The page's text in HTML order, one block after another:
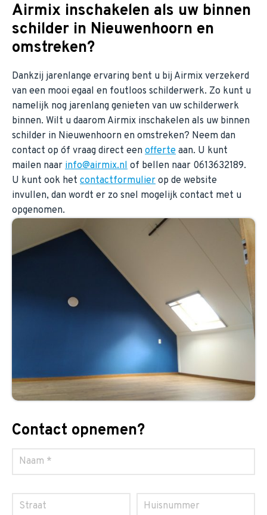
Airmix inschakelen als uw binnen
schilder in Nieuwenhoorn en
omstreken?
Dankzij jarenlange ervaring bent u bij Airmix verzekerd
van een mooi egaal en foutloos schilderwerk. Zo kunt u
namelijk nog jarenlang genieten van uw schilderwerk
binnen. Wilt u daarom Airmix inschakelen als uw binnen
schilder in Nieuwenhoorn en omstreken? Neem dan
contact op óf vraag direct een offerte aan. U kunt
mailen naar info@airmix.nl of bellen naar 0613632189.
U kunt ook het contactformulier op de website
invullen, dan wordt er zo snel mogelijk contact met u
opgenomen.
Contact opnemen?